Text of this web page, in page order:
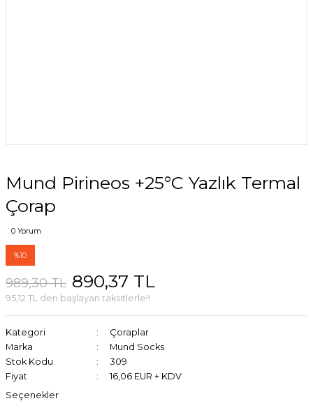
Mund Pirineos +25°C Yazlık Termal
Çorap
0 Yorum
%10
989,30 TL 890,37 TL
95,12 TL den başlayan taksitlerle!!
Kategori
Çoraplar
Marka
Mund Socks
Stok Kodu
309
Fiyat
16,06 EUR + KDV
Seçenekler